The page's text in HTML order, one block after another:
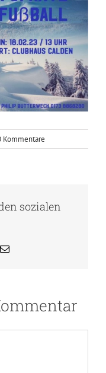
Kommentare
sozialen
E-